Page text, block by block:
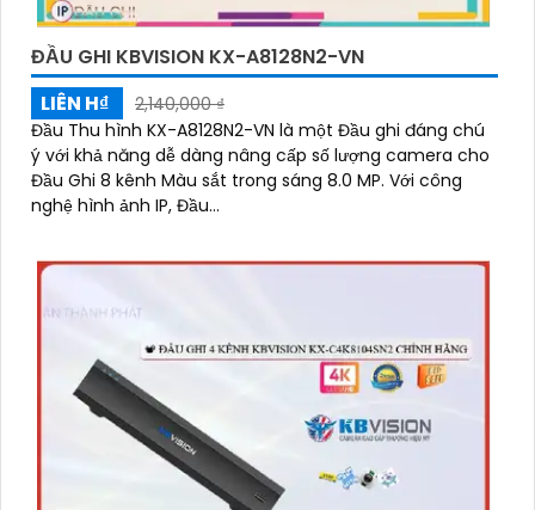
ĐẦU GHI KBVISION KX-A8128N2-VN
LIÊN H₫
2,140,000 ₫
Đầu Thu hình KX-A8128N2-VN là một Đầu ghi đáng chú
ý với khả năng dễ dàng nâng cấp số lượng camera cho
Đầu Ghi 8 kênh Màu sắt trong sáng 8.0 MP. Với công
nghệ hình ảnh IP, Đầu...